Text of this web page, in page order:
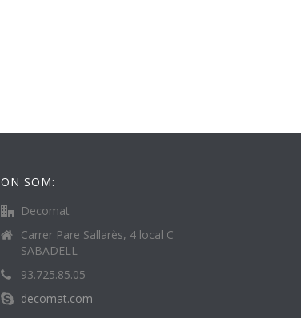
ON SOM:
Decomat
Carrer Pare Sallarès, 4 local C
SABADELL
93.725.85.05
decomat.com